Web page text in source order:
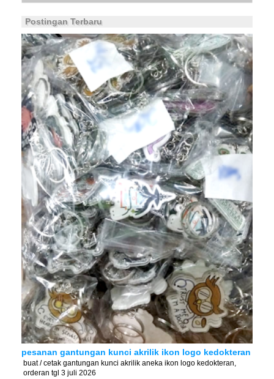
Postingan Terbaru
pesanan gantungan kunci akrilik ikon logo kedokteran
buat / cetak gantungan kunci akrilik aneka ikon logo kedokteran,
orderan tgl 3 juli 2026